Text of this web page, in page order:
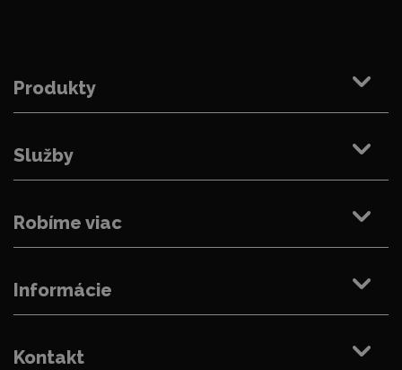
Produkty
Služby
Robíme viac
Informácie
Kontakt